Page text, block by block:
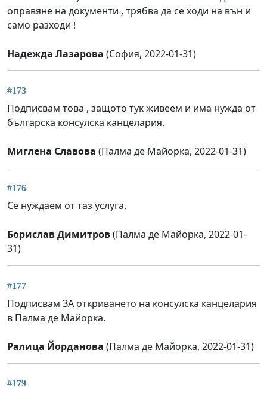
оправяне на документи , трябва да се ходи на вън и
само разходи !
Надежда Лазарова (София, 2022-01-31)
#173
Подписвам това , защото тук живеем и има нужда от
българска консулска канцелария.
Миглена Славова (Палма де Майорка, 2022-01-31)
#176
Се нуждаем от таз услуга.
Борислав Димитров(Палма де Майорка, 2022-01-
31)
#177
Подписвам ЗА откриването на консулска канцелария
в Палма де Майорка.
Ралица Йорданова (Палма де Майорка, 2022-01-31)
#179